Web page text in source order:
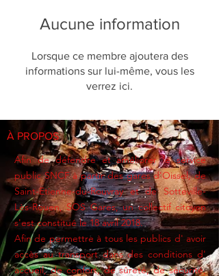
Aucune information
Lorsque ce membre ajoutera des
informations sur lui-même, vous les
verrez ici.
À PROPOS
Afin de défendre et améliorer le service
public SNCF à partir des gares d'Oissel, de
Saint-Etienne-du-Rouvray et deSotteville-
Lès-Rouen, SOS Gares, un collectif citoyen
s'est constitué le 18 avril 2018.
Afin de permettre à tous les publics d' avoir
accès au transport dans des conditions d'
accueil, de confort, de sûreté, de sécurité,